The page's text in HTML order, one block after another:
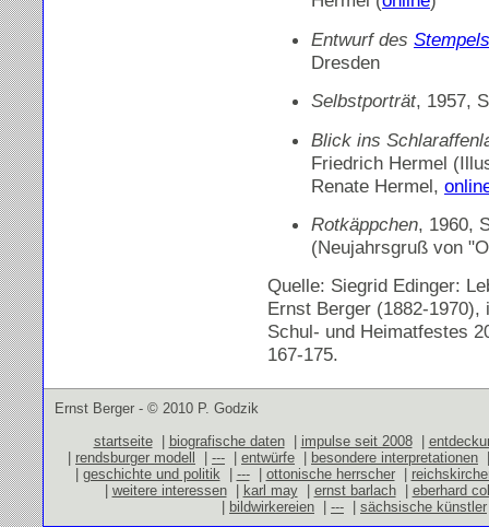
Entwurf des Stempels
Dresden
Selbstporträt, 1957,
Blick ins
Friedrich Hermel
Renate Hermel,
Rotkäppchen, 1960,
(Neujahrsgruß von
Quelle: Siegrid Edinger:
Ernst Berger (1882-
Schul- und Heimatfestes
167-175.
Ernst Berger - © 2010 P. Godzik
startseite| biografische daten| impulse seit 2008|
| rendsburger modell | --- | entwürfe | besondere interpretationen
| geschichte und politik | ---| ottonische herrscher|
| weitere interessen| karl may| ernst barlach| eberhard
| bildwirkereien | --- | sächsische künstler